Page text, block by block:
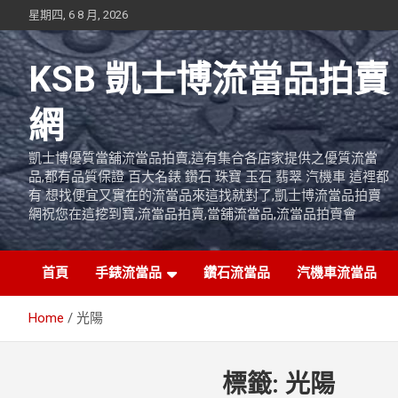
to
content
星期四, 6 8 月, 2026
KSB 凱士博流當品拍賣
網
凱士博優質當舖流當品拍賣,這有集合各店家提供之優質流當
品,都有品質保證 百大名錶 鑽石 珠寶 玉石 翡翠 汽機車 這裡都
有 想找便宜又實在的流當品來這找就對了,凱士博流當品拍賣
網祝您在這挖到寶,流當品拍賣,當舖流當品,流當品拍賣會
首頁 手錶流當品 鑽石流當品 汽機車流當品
Home 光陽
標籤:光陽